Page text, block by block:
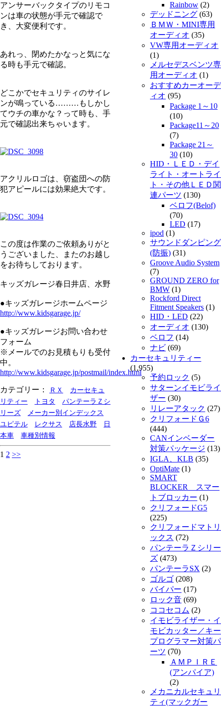
アンサーバックタイプのリモコ
ンは車の状態が手元で確認で
き、大変便利です。
あれっ、閉めたかなっと気にな
る時も手元で確認。
どこかでセキュリティのサイレ
ンが鳴っている………もしかし
てウチの車かな？って時も、手
元で確認出来ちゃいます。
アクリルロゴは、窃盗団への防
犯アピールには効果絶大です。
この度は作業のご依頼ありがと
うございました、またのお越し
をお待ちしております。
キッズガレージ春日井店、水野
●キッズガレージホームページ
http://www.kidsgarage.jp/
●キッズガレージお問い合わせ
フォーム
※メールでのお見積もりも受付
中。
http://www.kidsgarage.jp/postmail/index.html
カテゴリー： ＲＸ
カーセキュ
リティー
トヨタ
パンテーラＺシ
リーズ
メーカー別インデックス
ユピテル
レクサス 店長水野
日
本車
車種別情報
1 2 >>
Rainbow (2)
デッドニング (63)
ＢＭＷ・MINI専用
オーディオ (35)
VW専用オーディオ
(1)
メルセデスベンツ専
用オーディオ (1)
おすすめカーオーデ
ィオ (95)
Package 1～10
(10)
Package11～20
(7)
Package 21～
30 (10)
HID・ＬＥＤ・デイ
ライト・オートライ
ト・その他ＬＥＤ関
連パーツ (130)
ベロフ(Belof)
(70)
LED (17)
ipod (1)
サウンドダンピング
(防振) (31)
Groove Audio System
(7)
GROUND ZERO for
BMW (1)
Rockford Direct
Fitment Speakers (1)
HID・LED (22)
オーディオ (130)
ベロフ (14)
ナビ (69)
カーセキュリティー
(1,955)
予約ロック (5)
サターンイモビライ
ザー (30)
リレーアタック (27)
クリフォードＧ6
(444)
CANインベーダー
対策パッケージ (13)
IGLA、KLB (35)
OptiMate (1)
SMART
BLOCKER スマー
トブロッカー (1)
クリフォードG5
(225)
クリフォードマトリ
ックス (72)
パンテーラＺシリー
ズ (473)
パンテーラSX (2)
ゴルゴ (208)
バイパー (17)
ロック音 (69)
ココセコム (2)
イモビライザー・イ
モビカッター／キー
プログラマー対策パ
ーツ (70)
ＡＭＰＩＲＥ
(アンパイア)
(2)
メカニカルセキュリ
ティ(マックガー